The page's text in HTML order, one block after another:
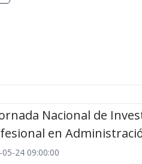
Nacional de
en
05-24 09:00:00